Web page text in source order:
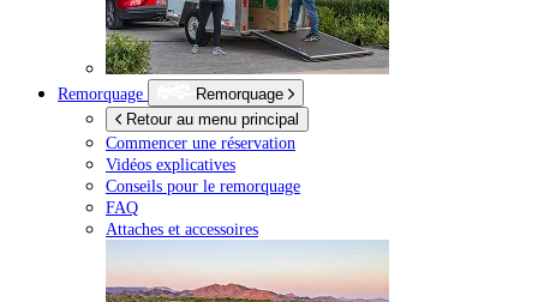
Remorquage
Remorquage
Retour au menu principal
Commencer une réservation
Vidéos explicatives
Conseils pour le remorquage
FAQ
Attaches et accessoires